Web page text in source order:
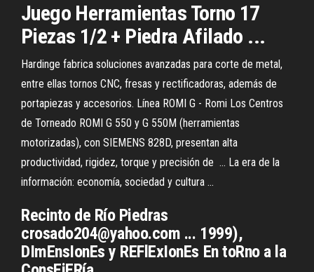
Juego Herramientas Torno 17
Piezas 1/2 + Piedra Afilado ...
Hardinge fabrica soluciones avanzadas para corte de metal,
entre ellas tornos CNC, fresas y rectificadoras, además de
portapiezas y accesorios. Línea ROMI G - Romi Los Centros
de Torneado ROMI G 550 y G 550M (herramientas
motorizadas), con SIEMENS 828D, presentan alta
productividad, rigidez, torque y precisión de ... La era de la
información: economía, sociedad y cultura ...
Recinto de Río Piedras
crosado204@yahoo.com ... 1999),
DImEnsIonEs y REFlExIonEs En toRno a la